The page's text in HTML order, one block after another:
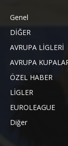
Genel
DİĞER
AVRUPA LİGLERİ
AVRUPA
ÖZEL HABER
LİGLER
EUROLEAGUE
Diğer